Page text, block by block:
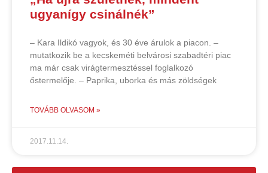
ugyanígy csinálnék”
– Kara Ildikó vagyok, és 30 éve árulok a piacon. –
mutatkozik be a kecskeméti belvárosi szabadtéri piac
ma már csak virágtermesztéssel foglalkozó
őstermelője. – Paprika, uborka és más zöldségek
TOVÁBB OLVASOM »
2017.11.14.